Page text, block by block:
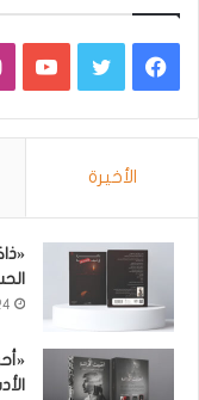
فيسبوكتويتر
الأخيرة
24